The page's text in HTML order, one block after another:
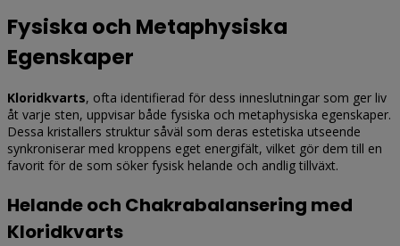
Fysiska och Metaphysiska
Egenskaper
Kloridkvarts, ofta identifierad för dess inneslutningar som ger liv
åt varje sten, uppvisar både fysiska och metaphysiska egenskaper.
Dessa kristallers struktur såväl som deras estetiska utseende
synkroniserar med kroppens eget energifält, vilket gör dem till en
favorit för de som söker fysisk helande och andlig tillväxt.
Helande och Chakrabalansering med
Kloridkvarts